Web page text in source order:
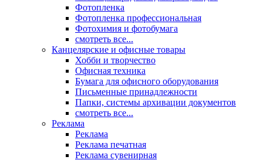
Фотопленка
Фотопленка профессиональная
Фотохимия и фотобумага
смотреть все...
Канцелярские и офисные товары
Хобби и творчество
Офисная техника
Бумага для офисного оборудования
Письменные принадлежности
Папки, системы архивации документов
смотреть все...
Реклама
Реклама
Реклама печатная
Реклама сувенирная